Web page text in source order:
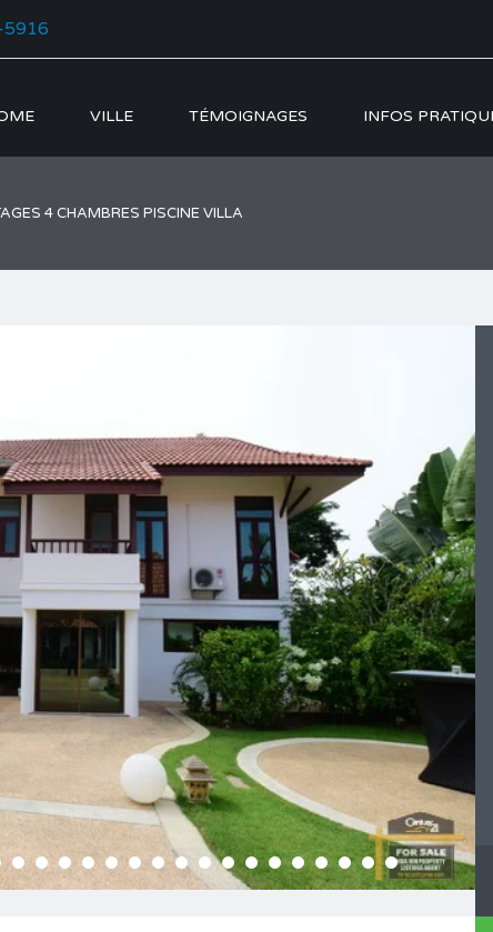
VILLE TÉMOIGNAGES INFOS
4 CHAMBRES PISCINE VILLA